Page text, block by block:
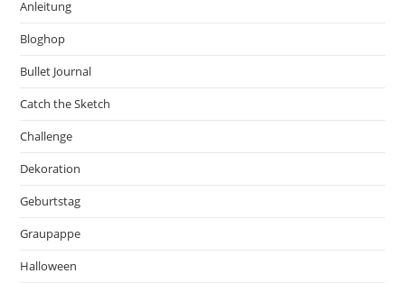
Anleitung
Bloghop
Bullet Journal
Catch the Sketch
Challenge
Dekoration
Geburtstag
Graupappe
Halloween